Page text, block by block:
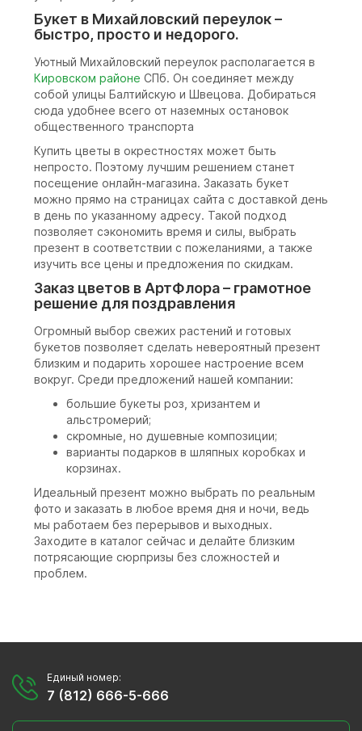
Букет в Михайловский переулок –
быстро, просто и недорого.
Уютный Михайловский переулок располагается в
Кировском районе СПб. Он соединяет между
собой улицы Балтийскую и Швецова. Добираться
сюда удобнее всего от наземных остановок
общественного транспорта
Купить цветы в окрестностях может быть
непросто. Поэтому лучшим решением станет
посещение онлайн-магазина. Заказать букет
можно прямо на страницах сайта с доставкой день
в день по указанному адресу. Такой подход
позволяет сэкономить время и силы, выбрать
презент в соответствии с пожеланиями, а также
изучить все цены и предложения по скидкам.
Заказ цветов в АртФлора – грамотное
решение для поздравления
Огромный выбор свежих растений и готовых
букетов позволяет сделать невероятный презент
близким и подарить хорошее настроение всем
вокруг. Среди предложений нашей компании:
большие букеты роз, хризантем и
альстромерий;
скромные, но душевные композиции;
варианты подарков в шляпных коробках и
корзинах.
Идеальный презент можно выбрать по реальным
фото и заказать в любое время дня и ночи, ведь
мы работаем без перерывов и выходных.
Заходите в каталог сейчас и делайте близким
потрясающие сюрпризы без сложностей и
проблем.
Единый номер:
7 (812) 666-5-666